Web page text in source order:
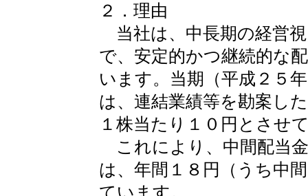
２．理由
当社は、中長期の経営
で、安定的かつ継続的な
います。当期（平成２５
は、連結業績等を勘案し
１株当たり１０円とさせ
これにより、中間配当
は、年間１８円（うち中
ています。